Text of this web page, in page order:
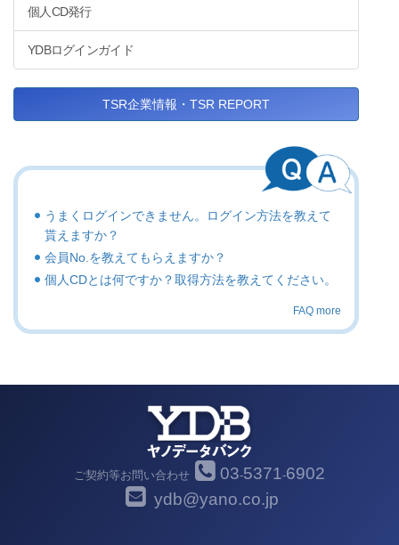
個人CD発行
YDBログインガイド
TSR企業情報・TSR REPORT
うまくログインできません。ログイン方法を教えて
貰えますか？
会員No.を教えてもらえますか？
個人CDとは何ですか？取得方法を教えてください。
FAQ more
ご契約等お問い合わせ 03-5371-6902
ydb@yano.co.jp